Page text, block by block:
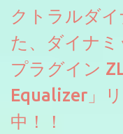
クトラルダ
た、ダイナ
プラグイン
Equalizer」
中！！